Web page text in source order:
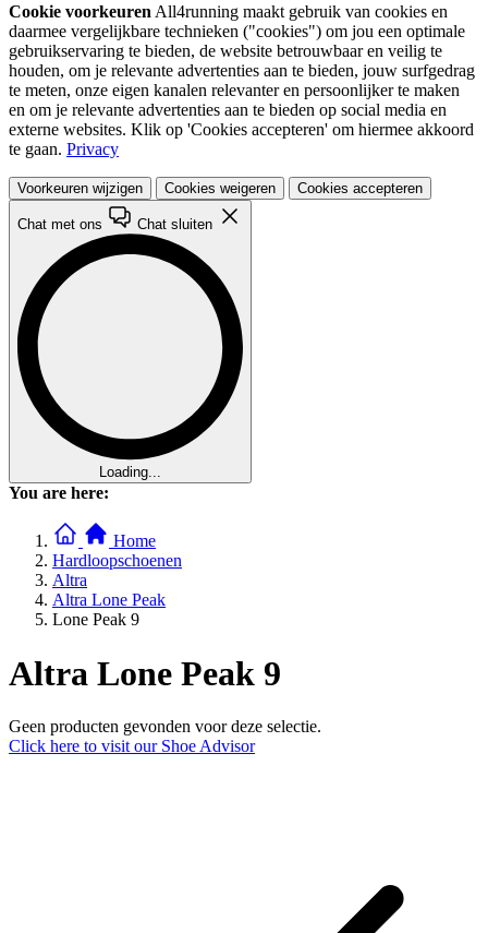
Cookie voorkeuren All4running maakt gebruik van cookies en
daarmee vergelijkbare technieken ("cookies") om jou een optimale
gebruikservaring te bieden, de website betrouwbaar en veilig te
houden, om je relevante advertenties aan te bieden, jouw surfgedrag
te meten, onze eigen kanalen relevanter en persoonlijker te maken
en om je relevante advertenties aan te bieden op social media en
externe websites. Klik op 'Cookies accepteren' om hiermee akkoord
te gaan. Privacy
Voorkeuren wijzigen Cookies weigeren Cookies accepteren
Chat met ons Chat sluiten
Loading...
You are here:
Home
Hardloopschoenen
Altra
Altra Lone Peak
Lone Peak 9
Altra Lone Peak 9
Geen producten gevonden voor deze selectie.
Click here to visit our Shoe Advisor